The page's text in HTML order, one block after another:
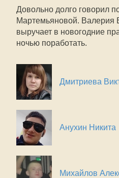
Довольно долго говорил
Мартемьяновой. Валерия
выручает в новогодние
ночью поработать.
Дмитриева
Анухин Никита
Михайлов